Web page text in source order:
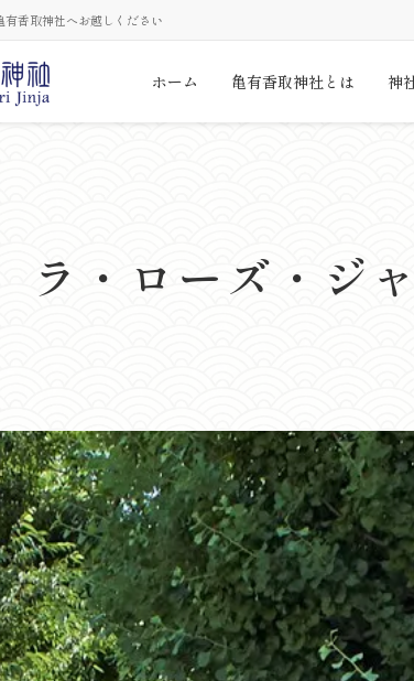
香取神社へお越しください
ホーム 亀有香取神社とは 神
ラ・ローズ・ジ